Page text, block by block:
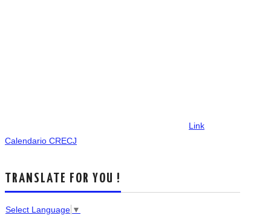
Link
Calendario CRECJ
TRANSLATE FOR YOU !
Select Language ▼